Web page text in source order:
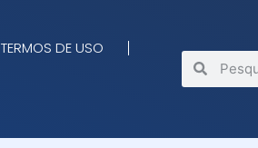
TERMOS DE USO